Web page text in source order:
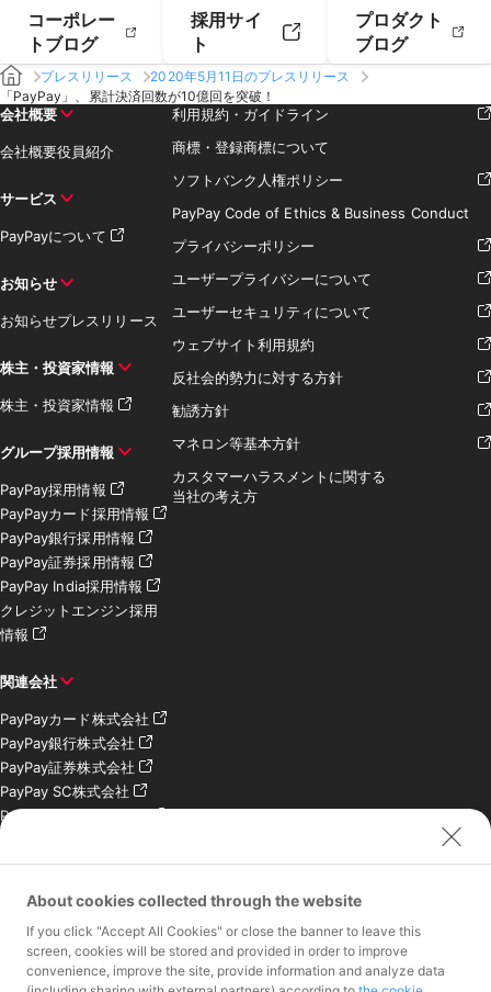
コーポレー
トブログ
採用サイ
ト
プロダクト
ブログ
プレスリリース
2020年5月11日のプレスリリース
「PayPay」、累計決済回数が10億回を突破！
会社概要
会社概要役員紹介
サービス
PayPayについて
お知らせ
お知らせプレスリリース
株主・投資家情報
株主・投資家情報
グループ採用情報
PayPay採用情報
PayPayカード採用情報
PayPay銀行採用情報
PayPay証券採用情報
PayPay India採用情報
クレジットエンジン採用
情報
関連会社
PayPayカード株式会社
PayPay銀行株式会社
PayPay証券株式会社
PayPay SC株式会社
PayPay India Pvt. Ltd.
会社
お問い合わせ
加盟店様専用お問い合わ
利用規約・ガイドライン
商標・登録商標について
ソフトバンク人権ポリシー
PayPay Code of Ethics & Business Conduct
プライバシーポリシー
ユーザープライバシーについて
ユーザーセキュリティについて
ウェブサイト利用規約
反社会的勢力に対する方針
勧誘方針
マネロン等基本方針
カスタマーハラスメントに関する
当社の考え方
About cookies collected through the website
If you click "Accept All Cookies" or close the banner to leave this
screen, cookies will be stored and provided in order to improve
convenience, improve the site, provide information and analyze data